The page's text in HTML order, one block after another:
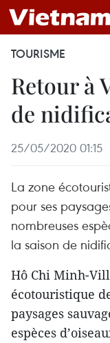
TOURISME
Retour à
de
25/05/2020 01:15
La zone
pour ses
nombreuses
la saison de
Hô Chi Minh-
écotouristique
paysages
espèces